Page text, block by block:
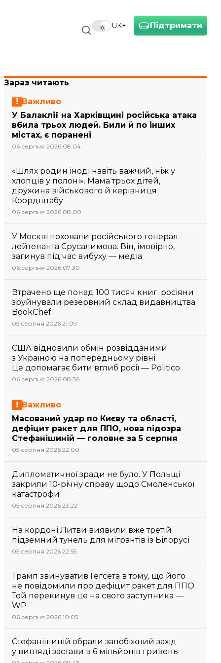
Підтримати
UK
Зараз читають
Важливо
У Балаклії на Харківщині російська атака
вбила трьох людей. Били й по інших
містах, є поранені
06 серпня 2026 08:04
«Шлях родин іноді навіть важчий, ніж у
хлопців у полоні». Мама трьох дітей,
дружина військового й керівниця
Коордштабу
06 серпня 2026 08:00
У Москві поховали російського генерал-
лейтенанта Єрусалимова. Він, імовірно,
загинув під час вибуху — медіа
06 серпня 2026 07:30
Втрачено ще понад 100 тисяч книг. росіяни
зруйнували резервний склад видавництва
BookChef
05 серпня 2026 21:09
США відновили обмін розвідданими
з Україною на попередньому рівні.
Це допомагає бити вглиб росії — Politico
06 серпня 2026 08:36
Важливо
Масований удар по Києву та області,
дефіцит ракет для ППО, нова підозра
Стефанішиній — головне за 5 серпня
05 серпня 2026 22:00
Дипломатичної зради не було. У Польщі
закрили 10-річну справу щодо Смоленської
катастрофи
05 серпня 2026 23:22
На кордоні Литви виявили вже третій
підземний тунель для мігрантів із Білорусі
05 серпня 2026 22:55
Трамп звинуватив Гегсета в тому, що його
не повідомили про дефіцит ракет для ППО.
Той перекинув це на свого заступника —
WP
06 серпня 2026 10:05
Стефанішиній обрали запобіжний захід
у вигляді застави в 6 мільйонів гривень